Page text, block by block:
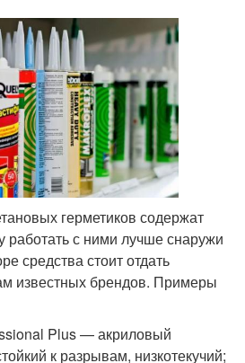
герметиков содержат
работать с ними лучше снаружи
средства стоит отдать
известных брендов. Примеры
Plus — акриловый
к разрывам, низкотекучий;